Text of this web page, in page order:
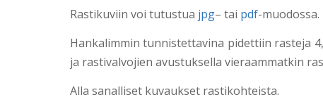
Rastikuviin voi tutustua jpg– tai pdf-muodossa.
Hankalimmin tunnistettavina pidettiin rasteja
ja rastivalvojien avustuksella vieraammatkin
Alla sanalliset kuvaukset rastikohteista.